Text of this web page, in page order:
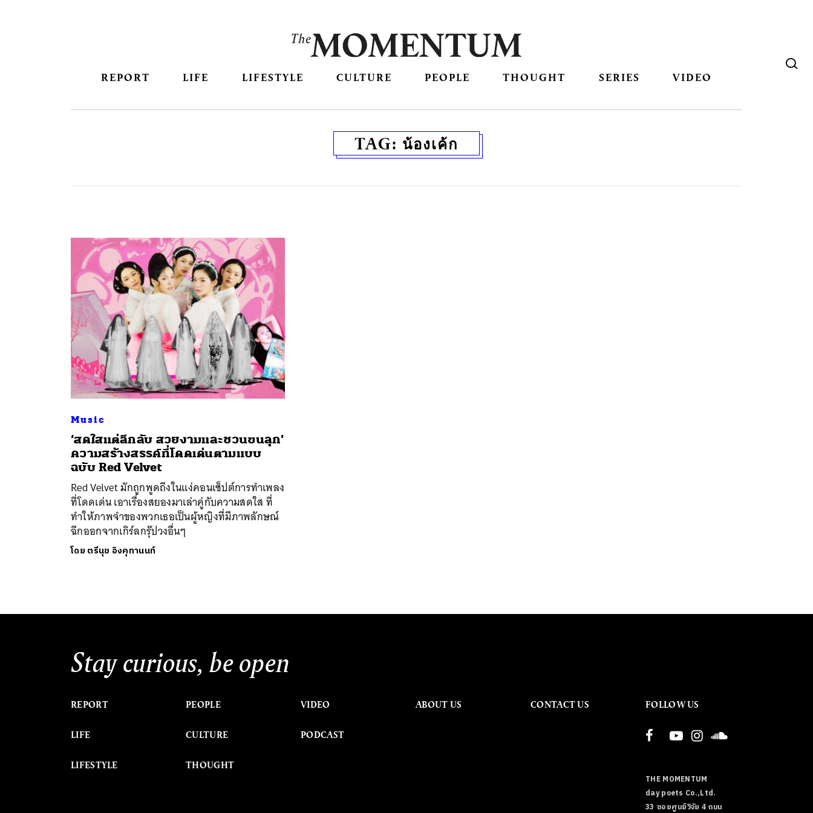
REPORT LIFE LIFESTYLE CULTURE PEOPLE THOUGHT SERIES VIDEO
TAG: น้องเค้ก
Music
‘สดใสแต่ลึกลับ สวยงามและชวนขนลุก’
ความสร้างสรรค์ที่โดดเด่นตามแบบ
ฉบับ Red Velvet
Red Velvet มักถูกพูดถึงในแง่คอนเซ็ปต์การทำเพลง
ที่โดดเด่น เอาเรื่องสยองมาเล่าคู่กับความสดใส ที่
ทำให้ภาพจำของพวกเธอเป็นผู้หญิงที่มีภาพลักษณ์
ฉีกออกจากเกิร์ลกรุ๊ปวงอื่นๆ
โดย ตรีนุช อิงคุทานนท์
Stay curious, be open
REPORT
LIFE
LIFESTYLE
PEOPLE
CULTURE
THOUGHT
VIDEO
PODCAST
ABOUT US CONTACT US FOLLOW US
THE MOMENTUM
day poets Co.,Ltd.
33 ซอยศูนย์วิจัย 4 ถนน
ค้นหา